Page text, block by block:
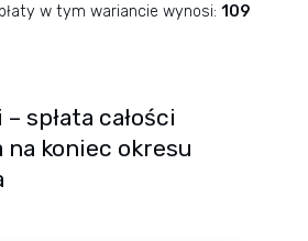
w tym wariancie wynosi: 109
spłata całości
na koniec okresu